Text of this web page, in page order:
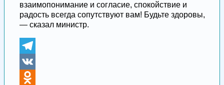
взаимопонимание и согласие, спокойствие и
радость всегда сопутствуют вам! Будьте здоровы,
— сказал министр.
Telegram
VK